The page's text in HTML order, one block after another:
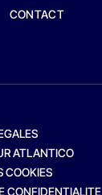
CONTACT
ATLANTICO
COOKIES
CONFIDENTIALITE